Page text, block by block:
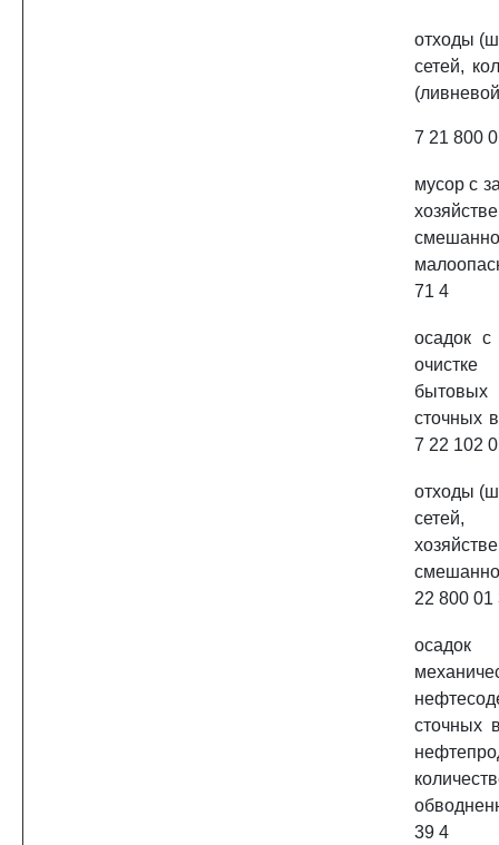
отходы
сетей,
7 21 800
мусор с
71 4
осадок с
очистке
сточных
7 22 102
отходы
22 800 01
сточных
39 4